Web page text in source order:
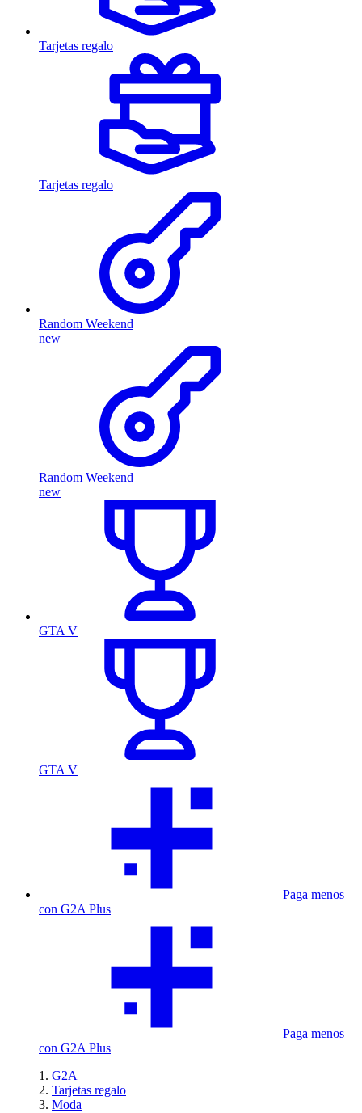
Tarjetas regalo
Tarjetas regalo
Random Weekend
new
Random Weekend
new
GTA V
GTA V
Paga menos
con G2A Plus
Paga menos
con G2A Plus
G2A
Tarjetas regalo
Moda